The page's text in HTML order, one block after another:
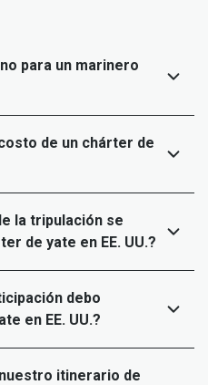
para un marinero
de un chárter de
la tripulación se
de yate en EE. UU.?
debo
en EE. UU.?
itinerario de